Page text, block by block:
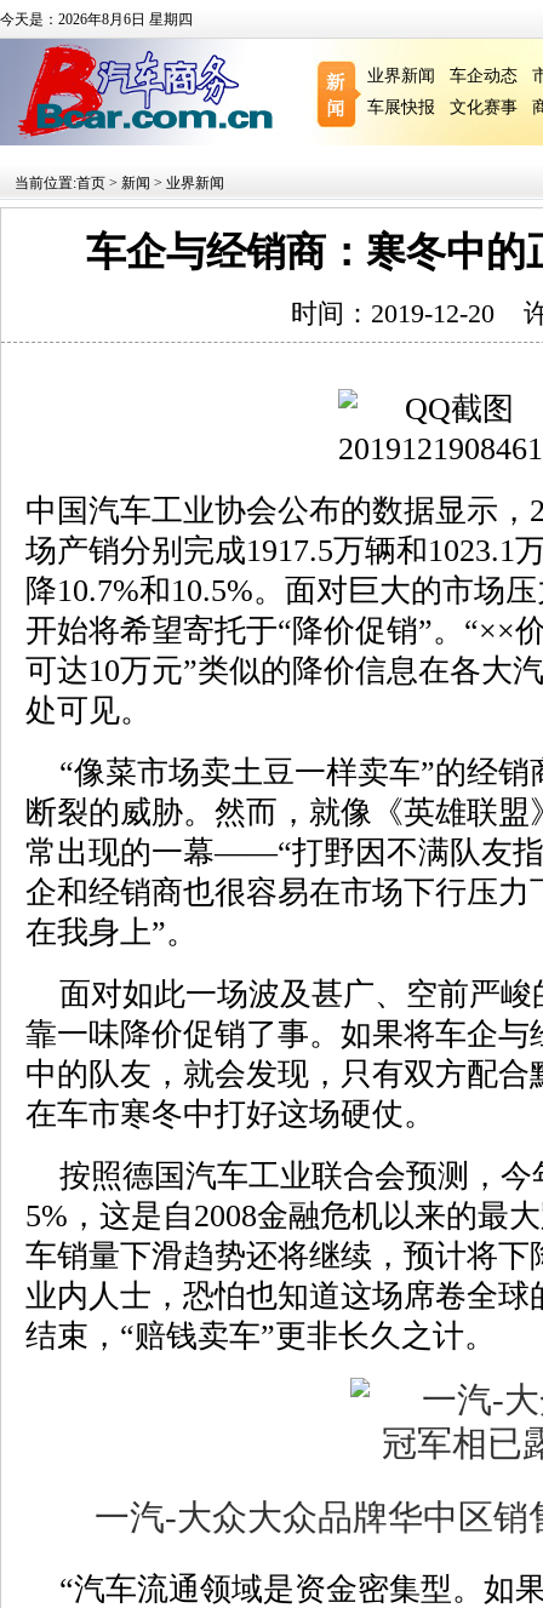
今天是：2026年8月6日 星期四
业界新闻 车企动态
车展快报
文化赛事
当前位置:首页 > 新闻 > 业界新闻
车企与经销商：寒冬中的
时间：2019-12-20
中国汽车工业协会公布的数据显示，
场产销分别完成1917.5万辆和1023.1
降10.7%和10.5%。面对巨大的市场
开始将希望寄托于“降价促销”。“××
可达10万元”类似的降价信息在各大
处可见。
“像菜市场卖土豆一样卖车”的经销
断裂的威胁。然而，就像《英雄联
常出现的一幕——“打野因不满队友
企和经销商也很容易在市场下行压力
在我身上”。
面对如此一场波及甚广、空前严峻
靠一味降价促销了事。如果将车企
中的队友，就会发现，只有双方配
在车市寒冬中打好这场硬仗。
按照德国汽车工业联合会预测，今
5%，这是自2008金融危机以来的最
车销量下滑趋势还将继续，预计将下
业内人士，恐怕也知道这场席卷全
结束，“赔钱卖车”更非长久之计。
一汽-大众大众品牌华中区销
“汽车流通领域是资金密集型。如